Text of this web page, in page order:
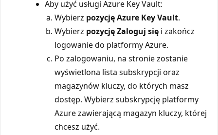
Aby użyć usługi Azure Key Vault:
Wybierz pozycję Azure Key Vault.
Wybierz pozycję Zaloguj się i zakończ
logowanie do platformy Azure.
Po zalogowaniu, na stronie zostanie
wyświetlona lista subskrypcji oraz
magazynów kluczy, do których masz
dostęp. Wybierz subskrypcję platformy
Azure zawierającą magazyn kluczy, której
chcesz użyć.